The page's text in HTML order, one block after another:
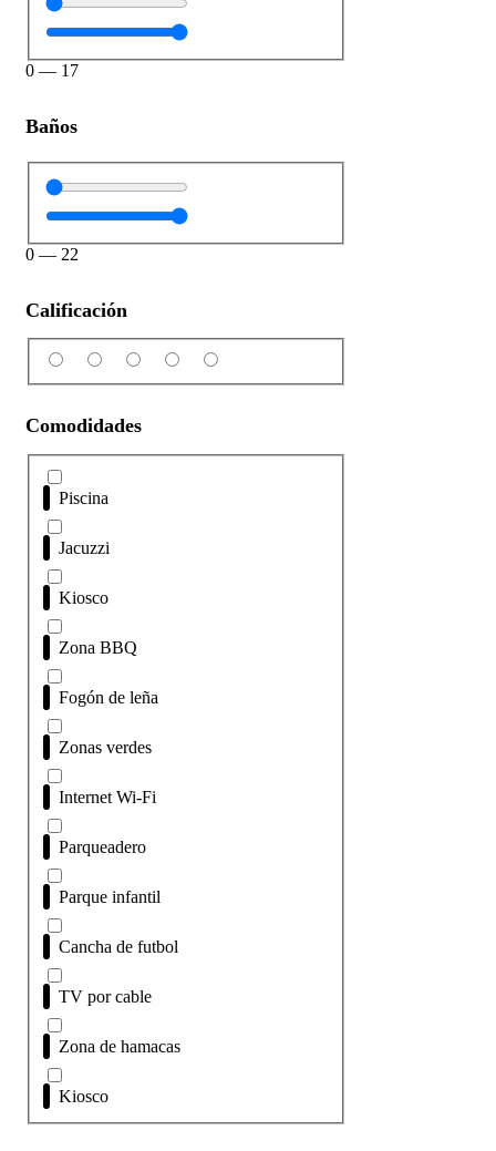
0 — 17
Baños
0 — 22
Calificación
Comodidades
Piscina
Jacuzzi
Kiosco
Zona BBQ
Fogón de leña
Zonas verdes
Internet Wi-Fi
Parqueadero
Parque infantil
Cancha de futbol
TV por cable
Zona de hamacas
Kiosco